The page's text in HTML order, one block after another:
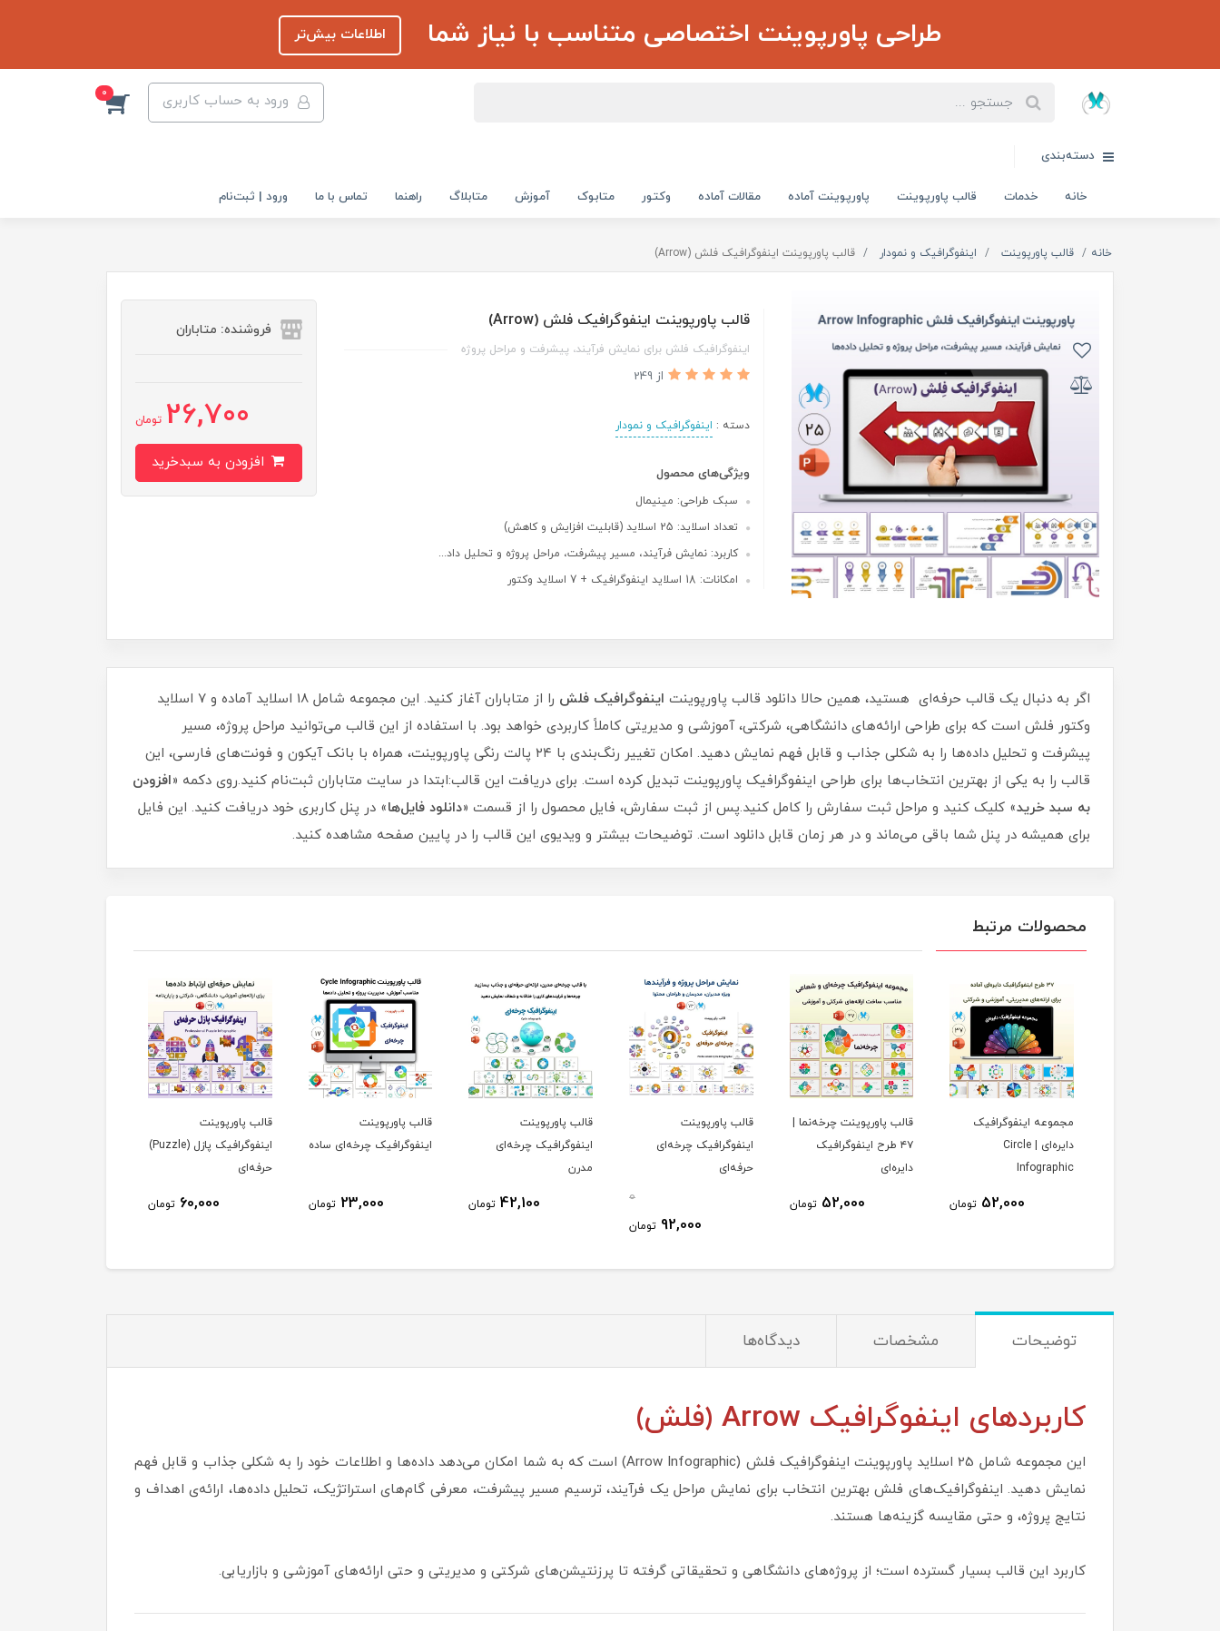
طراحی پاورپوینت اختصاصی متناسب با نیاز شما اطلاعات بیش‌تر
ورود به حساب کاربری 0
دسته‌بندی
خانه خدمات قالب پاورپوینت پاورپوینت آماده مقالات آماده وکتور متابوک آموزش متابلاگ راهنما تماس با ما ورود | ثبت‌نام
خانه قالب پاورپوینت اینفوگرافیک و نمودار قالب پاورپوینت اینفوگرافیک فلش (Arrow)
قالب پاورپوینت اینفوگرافیک فلش (Arrow)
اینفوگرافیک فلش برای نمایش فرآیند، پیشرفت و مراحل پروژه
از 249
دسته : اینفوگرافیک و نمودار
ویژگی‌های محصول
سبک طراحی: مینیمال
تعداد اسلاید: 25 اسلاید (قابلیت افزایش و کاهش)
کاربرد: نمایش فرآیند، مسیر پیشرفت، مراحل پروژه و تحلیل داد...
امکانات: 18 اسلاید اینفوگرافیک + 7 اسلاید وکتور
فروشنده: متاباران
26,700 تومان
اگر به دنبال یک قالب حرفه‌ای هستید، همین حالا دانلود قالب پاورپوینت اینفوگرافیک فلش
را از متاباران آغاز کنید. این مجموعه شامل 18 اسلاید آماده و ۷ اسلاید
وکتور فلش است که برای طراحی ارائه‌های دانشگاهی، شرکتی، آموزشی و مدیریتی کاملاً کاربردی خواهد بود. با استفاده از این قالب می‌توانید مراحل پروژه، مسیر
پیشرفت و تحلیل داده‌ها را به شکلی جذاب و قابل فهم نمایش دهید. امکان تغییر رنگ‌بندی با ۲۴ پالت رنگی پاورپوینت، همراه با بانک آیکون و فونت‌های فارسی، این
قالب را به یکی از بهترین انتخاب‌ها برای طراحی اینفوگرافیک پاورپوینت تبدیل کرده است. برای دریافت این قالب:ابتدا در سایت متاباران ثبت‌نام کنید.روی دکمه «افزودن
به سبد خرید» کلیک کنید و مراحل ثبت سفارش را کامل کنید.پس از ثبت سفارش، فایل محصول را از قسمت «دانلود فایل‌ها» در پنل کاربری خود دریافت کنید. این فایل
برای همیشه در پنل شما باقی می‌ماند و در هر زمان قابل دانلود است. توضیحات بیشتر و ویدیوی این قالب را در پایین صفحه مشاهده کنید.
محصولات مرتبط
مجموعه اینفوگرافیک
دایره‌ای | Circle
Infographic
52,000 تومان
قالب پاورپوینت چرخه‌نما |
۴۷ طرح اینفوگرافیک
دایره‌ای
52,000 تومان
قالب پاورپوینت
اینفوگرافیک چرخه‌ای
حرفه‌ای
0
92,000 تومان
قالب پاورپوینت
اینفوگرافیک چرخه‌ای
مدرن
42,100 تومان
قالب پاورپوینت
اینفوگرافیک چرخه‌ای ساده
23,000 تومان
قالب پاورپوینت
اینفوگرافیک پازل (Puzzle)
حرفه‌ای
60,000 تومان
توضیحات مشخصات دیدگاه‌ها
کاربردهای اینفوگرافیک‌ Arrow (فلش)
این مجموعه شامل 25 اسلاید پاورپوینت اینفوگرافیک فلش (Arrow Infographic) است که به شما امکان می‌دهد داده‌ها و اطلاعات خود را به شکلی جذاب و قابل فهم
نمایش دهید. اینفوگرافیک‌های فلش بهترین انتخاب برای نمایش مراحل یک فرآیند، ترسیم مسیر پیشرفت، معرفی گام‌های استراتژیک، تحلیل داده‌ها، ارائه‌ی اهداف و
نتایج پروژه، و حتی مقایسه گزینه‌ها هستند.
کاربرد این قالب بسیار گسترده است؛ از پروژه‌های دانشگاهی و تحقیقاتی گرفته تا پرزنتیشن‌های شرکتی و مدیریتی و حتی ارائه‌های آموزشی و بازاریابی.